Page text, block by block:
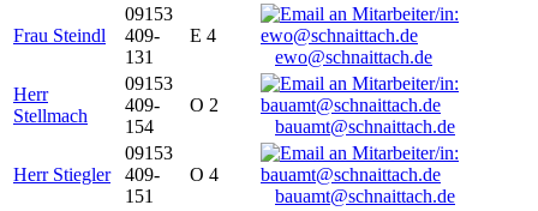
Frau Steindl
09153
409-
131
E 4
ewo@schnaittach.de
Herr
Stellmach
09153
409-
154
O 2
bauamt@schnaittach.de
Herr Stiegler
09153
409-
151
O 4
bauamt@schnaittach.de